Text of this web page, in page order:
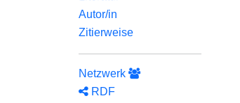
Autor/in
Zitierweise
Netzwerk
RDF